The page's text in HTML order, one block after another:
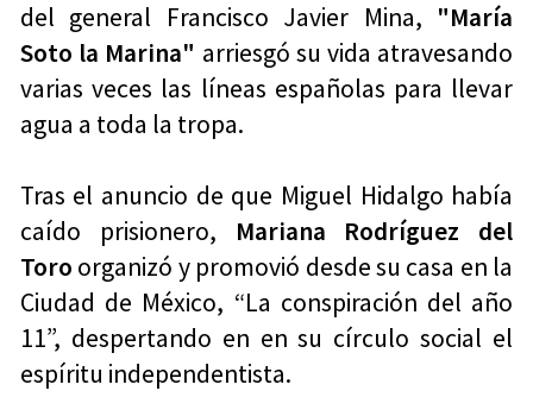
del general Francisco Javier Mina, "María
Soto la Marina" arriesgó su vida atravesando
varias veces las líneas españolas para llevar
agua a toda la tropa.
Tras el anuncio de que Miguel Hidalgo había
caído prisionero, Mariana Rodríguez del
Toro organizó y promovió desde su casa en la
Ciudad de México, “La conspiración del año
11”, despertando en en su círculo social el
espíritu independentista.